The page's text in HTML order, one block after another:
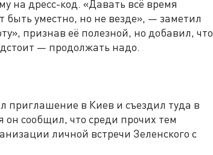
на дресс-код. «Давать всё время
уместно, но не везде», — заметил
признав её полезной, но добавил, что
— продолжать надо.
приглашение в Киев и съездил туда в
сообщил, что среди прочих тем
личной встречи Зеленского с